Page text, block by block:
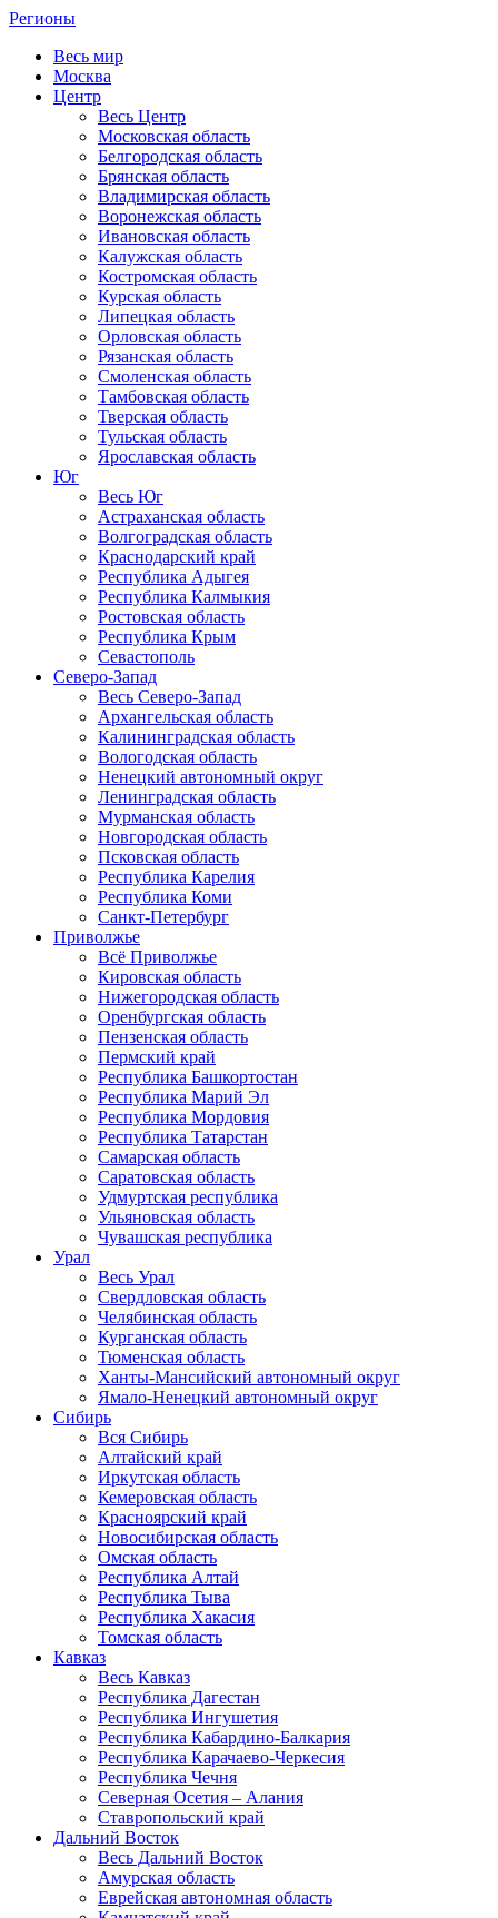
Регионы
Весь мир
Москва
Центр
Весь Центр
Московская область
Белгородская область
Брянская область
Владимирская область
Воронежская область
Ивановская область
Калужская область
Костромская область
Курская область
Липецкая область
Орловская область
Рязанская область
Смоленская область
Тамбовская область
Тверская область
Тульская область
Ярославская область
Юг
Весь Юг
Астраханская область
Волгоградская область
Краснодарский край
Республика Адыгея
Республика Калмыкия
Ростовская область
Республика Крым
Севастополь
Северо-Запад
Весь Северо-Запад
Архангельская область
Калининградская область
Вологодская область
Ненецкий автономный округ
Ленинградская область
Мурманская область
Новгородская область
Псковская область
Республика Карелия
Республика Коми
Санкт-Петербург
Приволжье
Всё Приволжье
Кировская область
Нижегородская область
Оренбургская область
Пензенская область
Пермский край
Республика Башкортостан
Республика Марий Эл
Республика Мордовия
Республика Татарстан
Самарская область
Саратовская область
Удмуртская республика
Ульяновская область
Чувашская республика
Урал
Весь Урал
Свердловская область
Челябинская область
Курганская область
Тюменская область
Ханты-Мансийский автономный округ
Ямало-Ненецкий автономный округ
Сибирь
Вся Сибирь
Алтайский край
Иркутская область
Кемеровская область
Красноярский край
Новосибирская область
Омская область
Республика Алтай
Республика Тыва
Республика Хакасия
Томская область
Кавказ
Весь Кавказ
Республика Дагестан
Республика Ингушетия
Республика Кабардино-Балкария
Республика Карачаево-Черкесия
Республика Чечня
Северная Осетия – Алания
Ставропольский край
Дальний Восток
Весь Дальний Восток
Амурская область
Еврейская автономная область